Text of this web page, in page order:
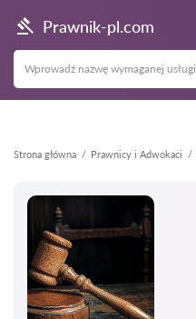
Prawnik-pl.com
Strona główna Prawnicy i Adwokaci
Wstecz